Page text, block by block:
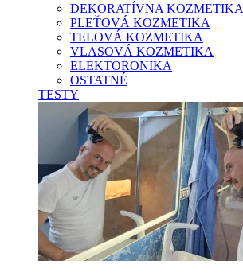
DEKORATÍVNA KOZMETIKA
PLEŤOVÁ KOZMETIKA
TELOVÁ KOZMETIKA
VLASOVÁ KOZMETIKA
ELEKTORONIKA
OSTATNÉ
TESTY